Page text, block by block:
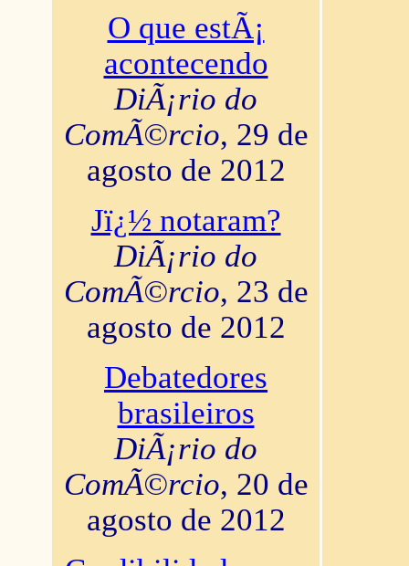
O que estÃ¡
acontecendo
DiÃ¡rio do
ComÃ©rcio, 29 de
agosto de 2012
Jï¿½ notaram?
DiÃ¡rio do
ComÃ©rcio, 23 de
agosto de 2012
Debatedores
brasileiros
DiÃ¡rio do
ComÃ©rcio, 20 de
agosto de 2012